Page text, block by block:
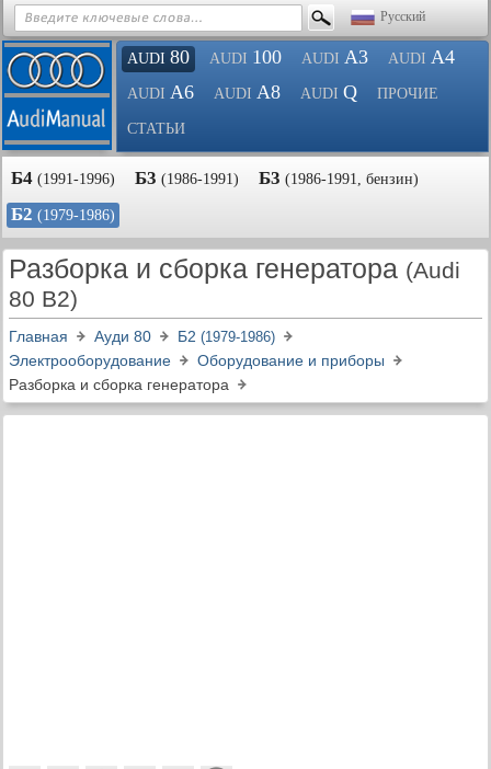
Русский
AUDI 80 AUDI 100 AUDI A3 AUDI A4
AUDI A6 AUDI A8 AUDI Q ПРОЧИЕ
СТАТЬИ
Б4 (1991-1996) Б3 (1986-1991) Б3 (1986-1991, бензин)
Б2 (1979-1986)
Разборка и сборка генератора (Audi
80 B2)
Главная Ауди 80 Б2 (1979-1986)
Электрооборудование
Оборудование и приборы
Разборка и сборка генератора